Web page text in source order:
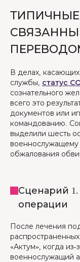
В делах,
службы, статус
сознательного
всего это
документов или
командованию.
выделили шесть
военнослужащему
обжалования
Сценарий
операции
После лечения
«Актум», когда
военнослужащий